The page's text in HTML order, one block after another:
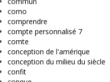
como
comprendre
compte personnalisé 7
comte
conception de l'amérique
conception du milieu du siècle
confit